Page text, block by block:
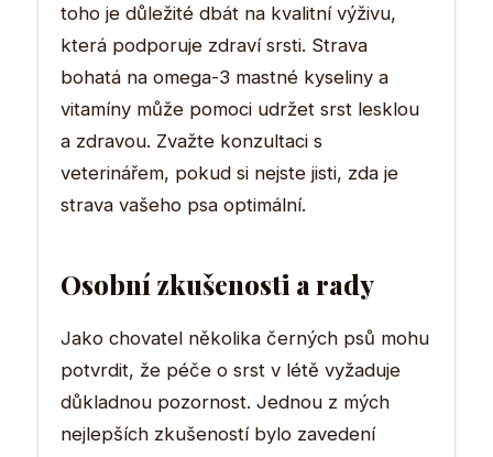
toho je důležité dbát na kvalitní výživu,
která podporuje zdraví srsti. Strava
bohatá na omega-3 mastné kyseliny a
vitamíny může pomoci udržet srst lesklou
a zdravou. Zvažte konzultaci s
veterinářem, pokud si nejste jisti, zda je
strava vašeho psa optimální.
Osobní zkušenosti a rady
Jako chovatel několika černých psů mohu
potvrdit, že péče o srst v létě vyžaduje
důkladnou pozornost. Jednou z mých
nejlepších zkušeností bylo zavedení